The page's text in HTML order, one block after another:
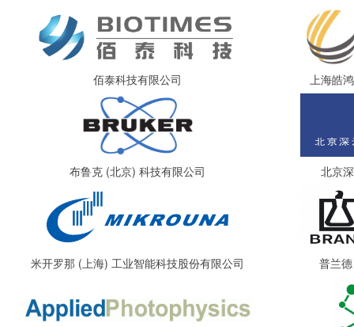
佰泰科技有限公司 上海皓
布鲁克 (北京) 科技有限公司 北京
米开罗那 (上海) 工业智能科技股份有限公司 普兰